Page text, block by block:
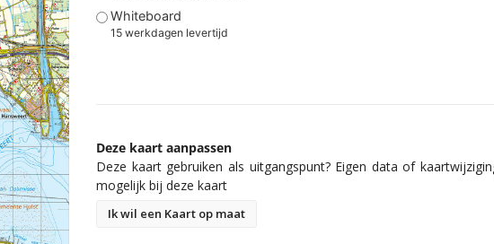
Whiteboard
15 werkdagen levertijd
Deze kaart aanpassen
Deze kaart gebruiken als uitgangspunt? Eigen data of
mogelijk bij deze kaart
Ik wil een Kaart op maat